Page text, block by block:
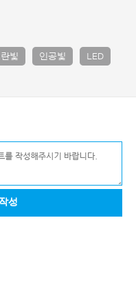
빛 인공빛 LED
성